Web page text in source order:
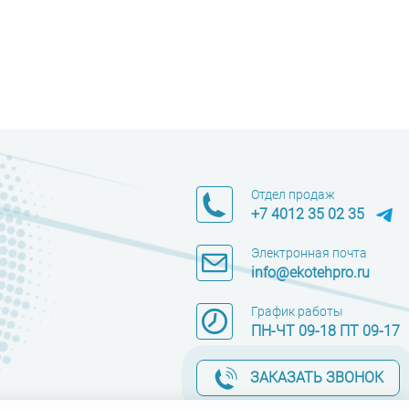
Отдел продаж
+7 4012 35 02 35
Электронная почта
info@ekotehpro.ru
График работы
ПН-ЧТ 09-18 ПТ 09-17
ЗАКАЗАТЬ ЗВОНОК